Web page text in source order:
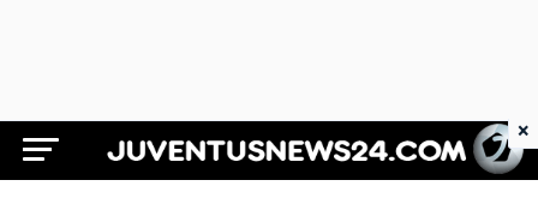
Juventus News 24
×